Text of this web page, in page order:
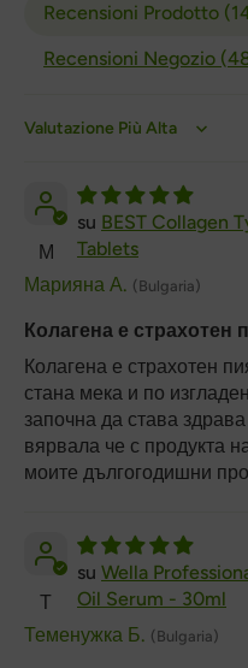
Recensioni Prodotto (
Recensioni Negozio (
Sort by
М
BEST Collagen
Tablets
Марияна А. (Bulgaria)
Колагена е страхотен
Колагена е страхотен
стана мека и по
започна да става
вярвала че с продукта
моите дългогодишни
Т
Wella
Oil Serum - 30ml
Теменужка Б. (Bulgaria)